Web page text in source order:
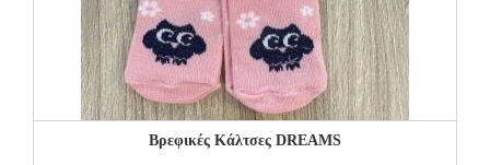
Βρεφικές Κάλτσες DREAMS